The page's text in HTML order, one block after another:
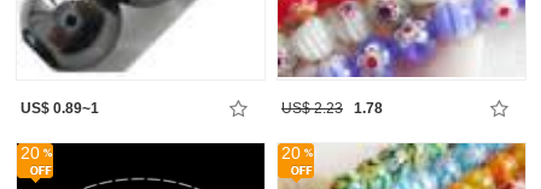
US$ 0.89~1 US$ 2.23 1.78
20 20